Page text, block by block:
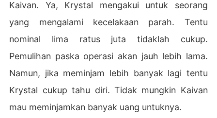
Kaivan. Ya, Krystal mengakui untuk seorang
yang mengalami kecelakaan parah. Tentu
nominal lima ratus juta tidaklah cukup.
Pemulihan paska operasi akan jauh lebih lama.
Namun, jika meminjam lebih banyak lagi tentu
Krystal cukup tahu diri. Tidak mungkin Kaivan
mau meminjamkan banyak uang untuknya.